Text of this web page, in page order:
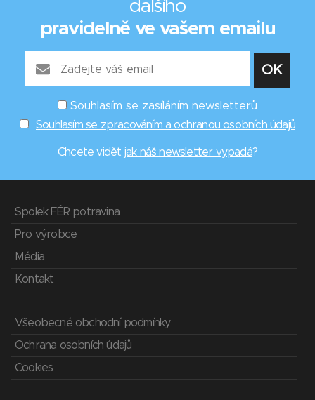
dalšího
pravidelně ve vašem emailu
Souhlasím se zasíláním newsletterů
Souhlasím se zpracováním a ochranou osobních údajů
Chcete vidět jak náš newsletter vypadá?
Spolek FÉR potravina
Pro výrobce
Média
Kontakt
Všeobecné obchodní podmínky
Ochrana osobních údajů
Cookies